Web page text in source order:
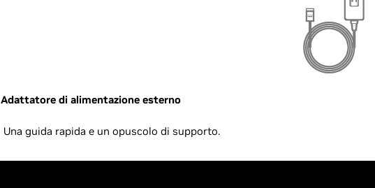
Adattatore di alimentazione esterno
Una guida rapida e un opuscolo di supporto.